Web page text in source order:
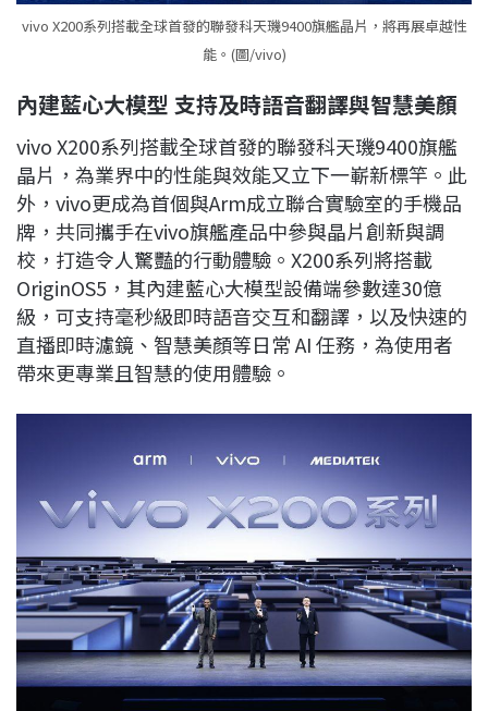
vivo X200系列搭載全球首發的聯發科天璣9400旗艦晶片，將再展卓越性
能。(圖/vivo)
內建藍心大模型 支持及時語音翻譯與智慧美顏
vivo X200系列搭載全球首發的聯發科天璣9400旗艦
晶片，為業界中的性能與效能又立下一嶄新標竿。此
外，vivo更成為首個與Arm成立聯合實驗室的手機品
牌，共同攜手在vivo旗艦產品中參與晶片創新與調
校，打造令人驚豔的行動體驗。X200系列將搭載
OriginOS5，其內建藍心大模型設備端參數達30億
級，可支持毫秒級即時語音交互和翻譯，以及快速的
直播即時濾鏡、智慧美顏等日常 AI 任務，為使用者
帶來更專業且智慧的使用體驗。